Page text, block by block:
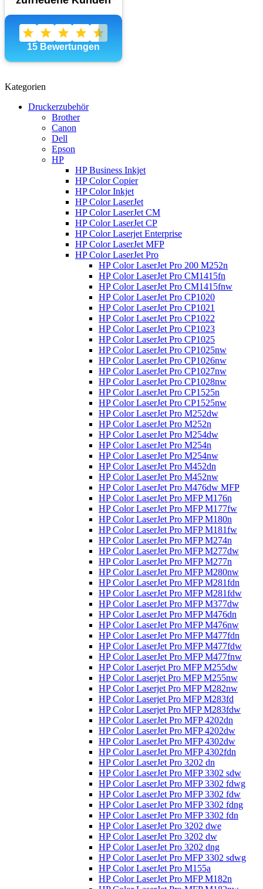
Kategorien
Druckerzubehör
Brother
Canon
Dell
Epson
HP
HP Business Inkjet
HP Color Copier
HP Color Inkjet
HP Color LaserJet
HP Color LaserJet CM
HP Color LaserJet CP
HP Color Laserjet Enterprise
HP Color LaserJet MFP
HP Color LaserJet Pro
HP Color LaserJet Pro 200 M252n
HP Color LaserJet Pro CM1415fn
HP Color LaserJet Pro CM1415fnw
HP Color LaserJet Pro CP1020
HP Color LaserJet Pro CP1021
HP Color LaserJet Pro CP1022
HP Color LaserJet Pro CP1023
HP Color LaserJet Pro CP1025
HP Color LaserJet Pro CP1025nw
HP Color LaserJet Pro CP1026nw
HP Color LaserJet Pro CP1027nw
HP Color LaserJet Pro CP1028nw
HP Color LaserJet Pro CP1525n
HP Color LaserJet Pro CP1525nw
HP Color LaserJet Pro M252dw
HP Color LaserJet Pro M252n
HP Color LaserJet Pro M254dw
HP Color LaserJet Pro M254n
HP Color LaserJet Pro M254nw
HP Color LaserJet Pro M452dn
HP Color LaserJet Pro M452nw
HP Color LaserJet Pro M476dw MFP
HP Color LaserJet Pro MFP M176n
HP Color LaserJet Pro MFP M177fw
HP Color LaserJet Pro MFP M180n
HP Color LaserJet Pro MFP M181fw
HP Color LaserJet Pro MFP M274n
HP Color LaserJet Pro MFP M277dw
HP Color LaserJet Pro MFP M277n
HP Color LaserJet Pro MFP M280nw
HP Color LaserJet Pro MFP M281fdn
HP Color LaserJet Pro MFP M281fdw
HP Color LaserJet Pro MFP M377dw
HP Color LaserJet Pro MFP M476dn
HP Color LaserJet Pro MFP M476nw
HP Color LaserJet Pro MFP M477fdn
HP Color LaserJet Pro MFP M477fdw
HP Color LaserJet Pro MFP M477fnw
HP Color Laserjet Pro MFP M255dw
HP Color Laserjet Pro MFP M255nw
HP Color Laserjet Pro MFP M282nw
HP Color Laserjet Pro MFP M283fd
HP Color Laserjet Pro MFP M283fdw
HP Color LaserJet Pro MFP 4202dn
HP Color LaserJet Pro MFP 4202dw
HP Color LaserJet Pro MFP 4302dw
HP Color LaserJet Pro MFP 4302fdn
HP Color LaserJet Pro 3202 dn
HP Color LaserJet Pro MFP 3302 sdw
HP Color LaserJet Pro MFP 3302 fdwg
HP Color LaserJet Pro MFP 3302 fdw
HP Color LaserJet Pro MFP 3302 fdng
HP Color LaserJet Pro MFP 3302 fdn
HP Color LaserJet Pro 3202 dwe
HP Color LaserJet Pro 3202 dw
HP Color LaserJet Pro 3202 dng
HP Color LaserJet Pro MFP 3302 sdwg
HP Color LaserJet Pro M155a
HP Color LaserJet Pro MFP M182n